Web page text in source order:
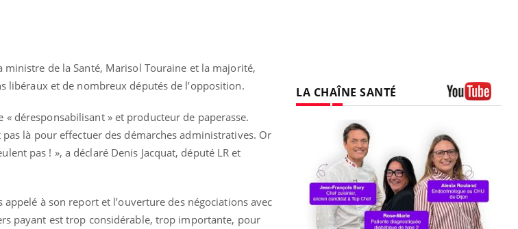
ministre de la Santé, Marisol Touraine et la majorité,
libéraux et de nombreux députés de l’opposition.
déresponsabilisant » et producteur de paperasse.
là pour effectuer des démarches administratives. Or
pas ! », a déclaré Denis Jacquat, député LR et
à son report et l’ouverture des négociations avec
payant est trop considérable, trop importante, pour
LA CHAÎNE SANTÉ